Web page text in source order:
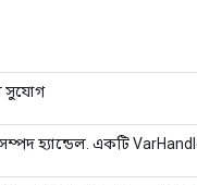
সুযোগ
হ্যান্ডেল. একটি